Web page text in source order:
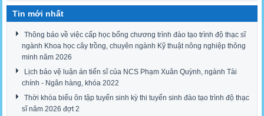
Tin mới nhất
Thông báo về việc cấp học bổng chương trình đào tạo trình độ thạc sĩ
ngành Khoa học cây trồng, chuyên ngành Kỹ thuật nông nghiệp thông
minh năm 2026
Lịch bảo vệ luận án tiến sĩ của NCS Phạm Xuân Quỳnh, ngành Tài
chính - Ngân hàng, khóa 2022
Thời khóa biểu ôn tập tuyển sinh kỳ thi tuyển sinh đào tạo trình độ thạc
sĩ năm 2026 đợt 2